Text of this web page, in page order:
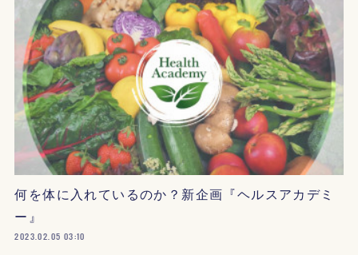
何を体に入れているのか？新企画『ヘルスアカデミ
ー』
2023.02.05 03:10